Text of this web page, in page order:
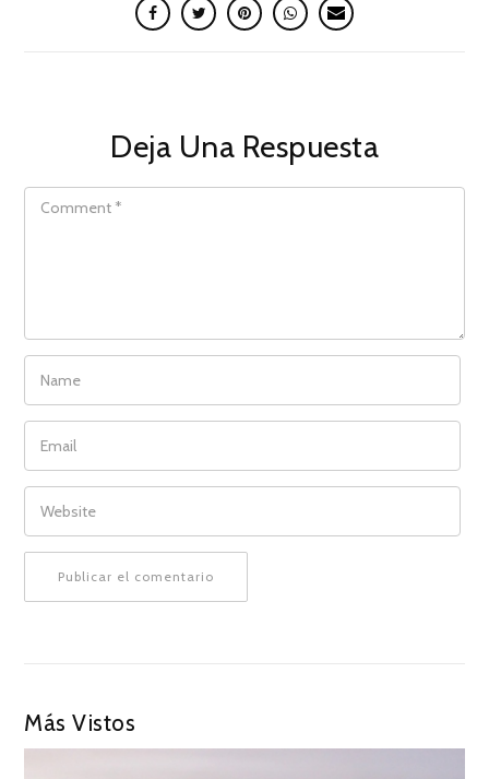
Deja Una Respuesta
COMMENT
NAME
EMAIL
WEBSITE
Más Vistos